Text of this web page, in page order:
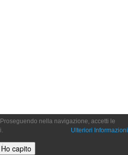
nella navigazione, accetti le
Ulteriori Informazioni
Ho capito